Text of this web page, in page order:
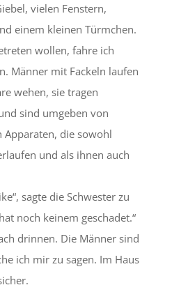
vielen Fenstern,
einem kleinen Türmchen.
wollen, fahre ich
Männer mit Fackeln laufen
wehen, sie tragen
sind umgeben von
die sowohl
und als ihnen auch
sagte die Schwester zu
noch keinem geschadet.“
drinnen. Die Männer sind
ich mir zu sagen. Im Haus